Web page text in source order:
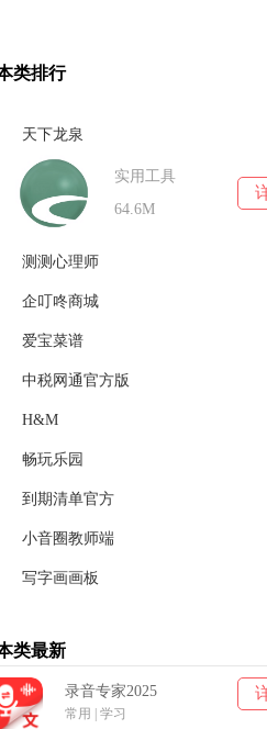
类排行
天下龙泉
实用工具
64.6M
测测心理师
企叮咚商城
68.5M
爱宝菜谱
实用工具
中税网通官方版
H&M
畅玩乐园
到期清单官方
小音圈教师端
写字画画板
类最新
录音专家2025
常用 | 学习